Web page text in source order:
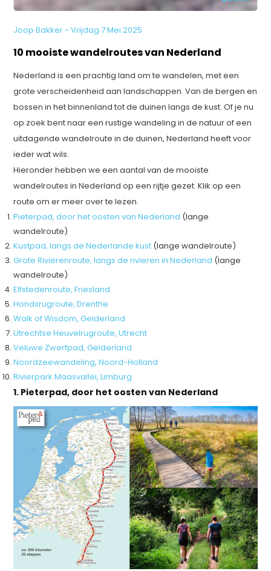
Joop Bakker - Vrijdag 7 Mei 2025
10 mooiste wandelroutes van Nederland
Nederland is een prachtig land om te wandelen, met een
grote verscheidenheid aan landschappen. Van de bergen en
bossen in het binnenland tot de duinen langs de kust. Of je nu
op zoek bent naar een rustige wandeling in de natuur of een
uitdagende wandelroute in de duinen, Nederland heeft voor
ieder wat wils.
Hieronder hebben we een aantal van de mooiste
wandelroutes in Nederland op een rijtje gezet. Klik op een
route om er meer over te lezen.
Pieterpad, door het oosten van Nederland (lange
wandelroute)
Kustpad, langs de Nederlande kust (lange wandelroute)
Grote Rivierenroute, langs de rivieren in Nederland (lange
wandelroute)
Elfstedenroute, Friesland
Hondsrugroute, Drenthe
Walk of Wisdom, Gelderland
Utrechtse Heuvelrugroute, Utrecht
Veluwe Zwerfpad, Gelderland
Noordzeewandeling, Noord-Holland
Rivierpark Maasvallei, Limburg
1. Pieterpad, door het oosten van Nederland